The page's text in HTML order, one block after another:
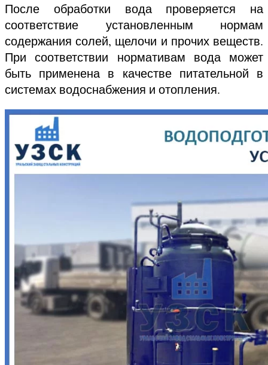
После обработки вода проверяется на
соответствие установленным нормам
содержания солей, щелочи и прочих веществ.
При соответствии нормативам вода может
быть применена в качестве питательной в
системах водоснабжения и отопления.